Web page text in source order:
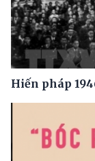
Hiến pháp